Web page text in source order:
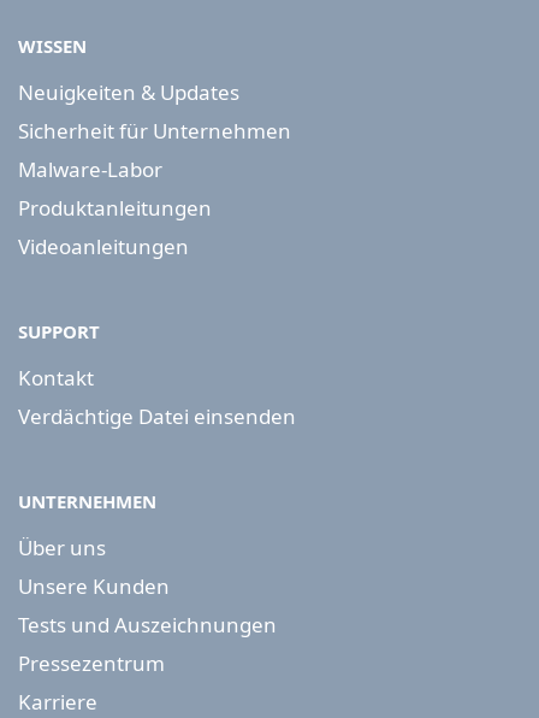
WISSEN
Neuigkeiten & Updates
Sicherheit für Unternehmen
Malware-Labor
Produktanleitungen
Videoanleitungen
SUPPORT
Kontakt
Verdächtige Datei einsenden
UNTERNEHMEN
Über uns
Unsere Kunden
Tests und Auszeichnungen
Pressezentrum
Karriere